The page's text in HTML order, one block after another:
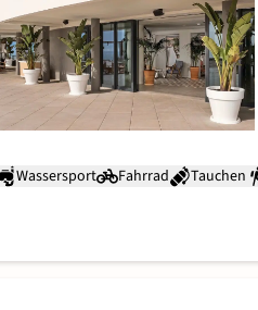
Wassersport Fahrrad Tauchen